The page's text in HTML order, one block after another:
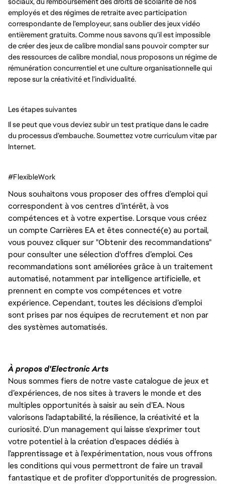
employés et des régimes de retraite avec participation
correspondante de l’employeur, sans oublier des jeux vidéo
entièrement gratuits. Comme nous savons qu’il est impossible
de créer des jeux de calibre mondial sans pouvoir compter sur
des ressources de calibre mondial, nous proposons un régime de
rémunération concurrentiel et une culture organisationnelle qui
repose sur la créativité et l’individualité.
Les étapes suivantes
Il se peut que vous deviez subir un test pratique dans le cadre
du processus d’embauche. Soumettez votre curriculum vitæ par
Internet.
#FlexibleWork
Nous souhaitons vous proposer des offres d’emploi qui
correspondent à vos centres d’intérêt, à vos
compétences et à votre expertise. Lorsque vous créez
un compte Carrières EA et êtes connecté(e) au portail,
vous pouvez cliquer sur "Obtenir des recommandations"
pour consulter une sélection d'offres d’emploi. Ces
recommandations sont améliorées grâce à un traitement
automatisé, notamment par intelligence artificielle, et
prennent en compte vos compétences et votre
expérience. Cependant, toutes les décisions d’emploi
sont prises par nos équipes de recrutement et non par
des systèmes automatisés.
À propos d'Electronic Arts
Nous sommes fiers de notre vaste catalogue de jeux et
d’expériences, de nos sites à travers le monde et des
multiples opportunités à saisir au sein d’EA. Nous
valorisons l’adaptabilité, la résilience, la créativité et la
curiosité. D'un management qui laisse s'exprimer tout
votre potentiel à la création d’espaces dédiés à
l’apprentissage et à l’expérimentation, nous vous offrons
les conditions qui vous permettront de faire un travail
fantastique et de profiter d'opportunités de progression.